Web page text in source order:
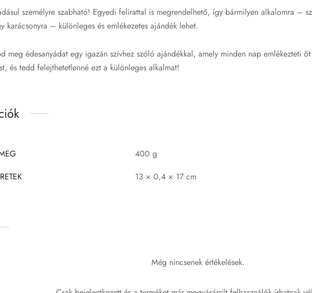
személyre szabható! Egyedi felirattal is megrendelhető, így bármilyen alkalomra –
karácsonyra – különleges és emlékezetes ajándék lehet.
meg édesanyádat egy igazán szívhez szóló ajándékkal, amely minden nap emlékezteti
és tedd felejthetetlenné ezt a különleges alkalmat!
400 g
13 × 0,4 × 17 cm
Még nincsenek értékelések.